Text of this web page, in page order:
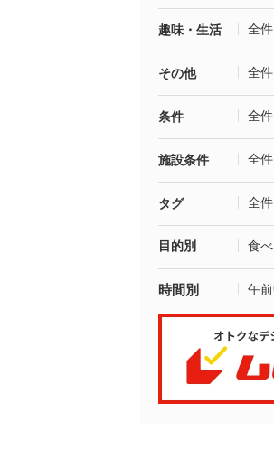
趣味・生活 全件
その他 全件
条件 全件
施設条件 全件
タグ 全件
目的別 食
時間別 午